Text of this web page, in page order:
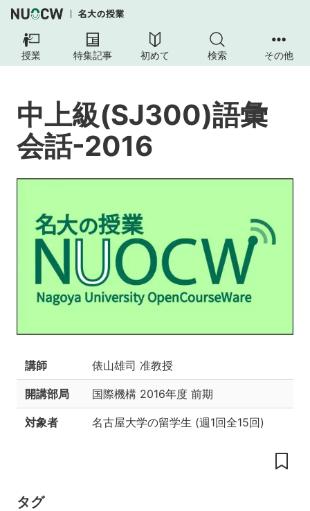
授業 特集記事 初めて 検索 その他
級
話-2016
授
業
ー
中上級(SJ300)語彙
会話-2016
講師 俵山雄司 准教授
開講部局 国際機構 2016年度 前期
対象者 名古屋大学の留学生 (週1回全15回)
タグ